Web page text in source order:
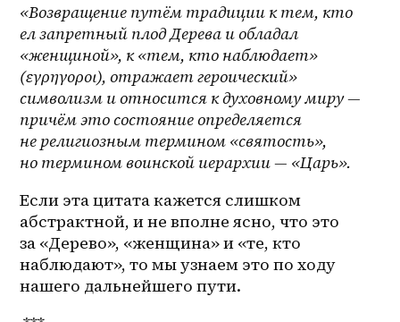
«Возвращение путём традиции к тем, кто
ел запретный плод Дерева и обладал
«женщиной», к «тем, кто наблюдает»
(εγρηγοροι), отражает героический»
символизм и относится к духовному миру —
причём это состояние определяется
не религиозным термином «святость»,
но термином воинской иерархии — «Царь».
Если эта цитата кажется слишком
абстрактной, и не вполне ясно, что это
за «Дерево», «женщина» и «те, кто
наблюдают», то мы узнаем это по ходу
нашего дальнейшего пути.